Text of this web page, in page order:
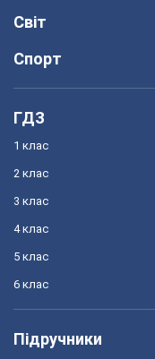
Світ
Спорт
ГДЗ
1 клас
2 клас
3 клас
4 клас
5 клас
6 клас
Підручники